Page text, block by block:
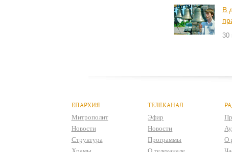
В
30
ЕПАРХИЯ
Митрополит
Новости
Структура
ТЕЛЕКАНАЛ
Эфир
Новости
Программы
О